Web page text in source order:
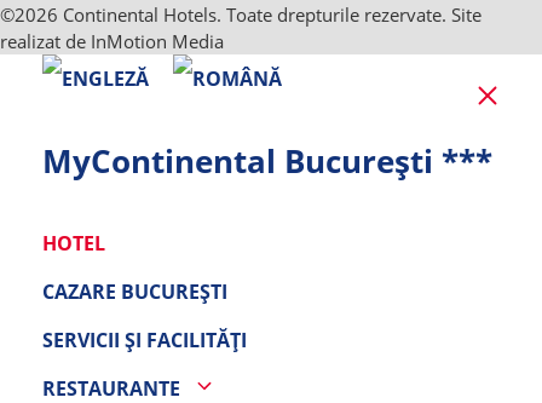
©2026 Continental Hotels. Toate drepturile rezervate. Site
realizat de InMotion Media
MyContinental București ***
HOTEL
CAZARE BUCUREȘTI
SERVICII ȘI FACILITĂȚI
RESTAURANTE